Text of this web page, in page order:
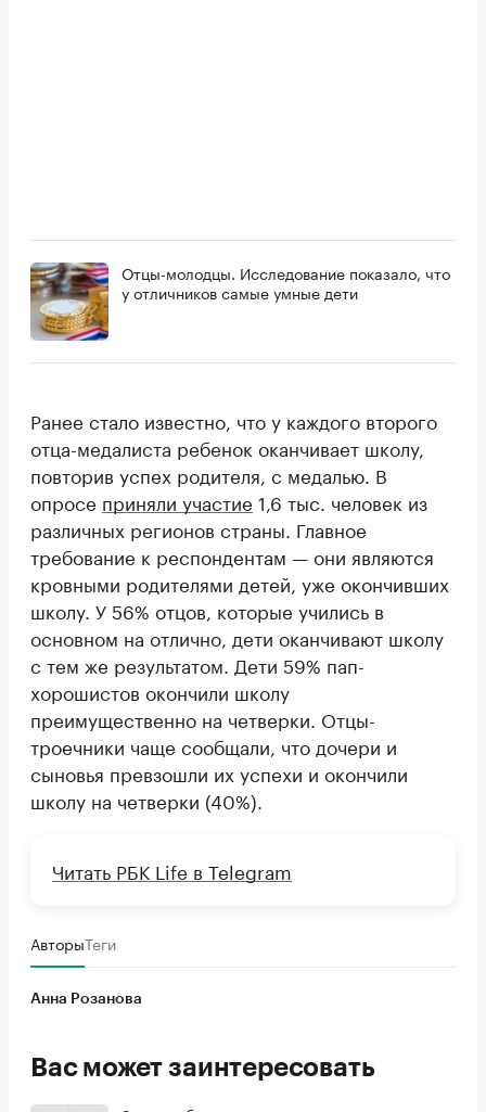
Отцы-молодцы. Исследование показало, что
у отличников самые умные дети
Ранее стало известно, что у каждого второго
отца-медалиста ребенок оканчивает школу,
повторив успех родителя, с медалью. В
опросе приняли участие 1,6 тыс. человек из
различных регионов страны. Главное
требование к респондентам — они являются
кровными родителями детей, уже окончивших
школу. У 56% отцов, которые учились в
основном на отлично, дети оканчивают школу
с тем же результатом. Дети 59% пап-
хорошистов окончили школу
преимущественно на четверки. Отцы-
троечники чаще сообщали, что дочери и
сыновья превзошли их успехи и окончили
школу на четверки (40%).
Читать РБК Life в Telegram
АвторыТеги
Анна Розанова
Вас может заинтересовать